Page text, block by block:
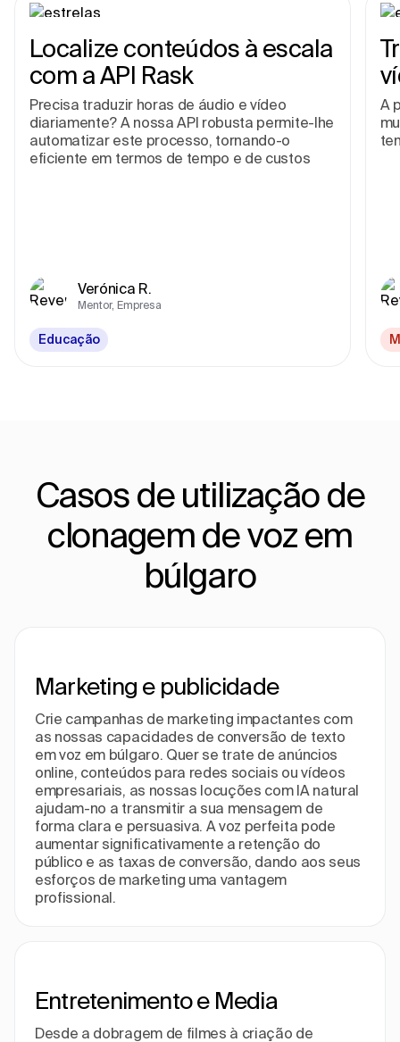
Localize conteúdos à escala
com a API Rask
Precisa traduzir horas de áudio e vídeo
diariamente? A nossa API robusta permite-lhe
automatizar este processo, tornando-o
eficiente em termos de tempo e de custos
Verónica R.
Mentor, Empresa
Educação
A
Casos de utilização de
clonagem de voz em
búlgaro
Marketing e publicidade
Crie campanhas de marketing impactantes com
as nossas capacidades de conversão de texto
em voz em búlgaro. Quer se trate de anúncios
online, conteúdos para redes sociais ou vídeos
empresariais, as nossas locuções com IA natural
ajudam-no a transmitir a sua mensagem de
forma clara e persuasiva. A voz perfeita pode
aumentar significativamente a retenção do
público e as taxas de conversão, dando aos seus
esforços de marketing uma vantagem
profissional.
Entretenimento e Media
Desde a dobragem de filmes à criação de